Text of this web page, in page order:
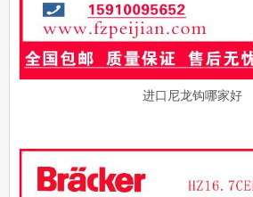
进口尼龙钩哪家好